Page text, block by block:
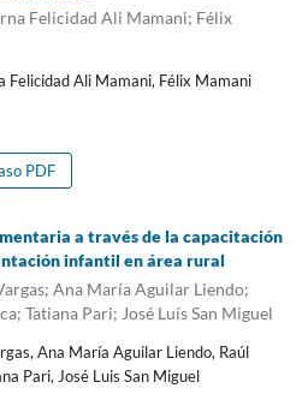
Felicidad Ali Mamani; Félix
Felicidad Ali Mamani, Félix Mamani
PDF
a través de la capacitación
infantil en área rural
Ana María Aguilar Liendo;
Tatiana Pari; José Luís San Miguel
Ana María Aguilar Liendo, Raúl
Pari, José Luis San Miguel